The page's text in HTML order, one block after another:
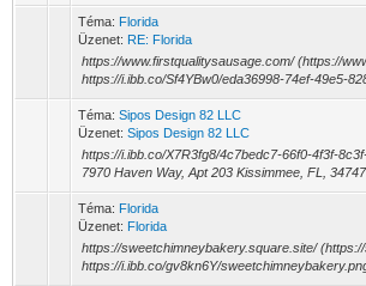
Téma: Florida
Üzenet: RE: Florida
https://www.firstqualitysausage.com/ (https://
https://i.ibb.co/Sf4YBw0/eda36998-74ef-49e5-
Téma: Sipos Design 82 LLC
Üzenet: Sipos Design 82 LLC
https://i.ibb.co/X7R3fg8/4c7bedc7-66f0-4f3f-
7970 Haven Way, Apt 203 Kissimmee, FL, 34747
Téma: Florida
Üzenet: Florida
https://sweetchimneybakery.square.site/
https://i.ibb.co/gv8kn6Y/